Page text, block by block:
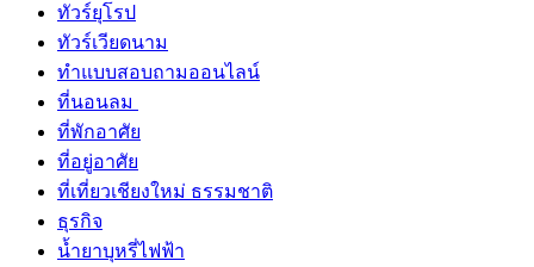
ทัวร์ยุโรป
ทัวร์เวียดนาม
ทำแบบสอบถามออนไลน์
ที่นอนลม
ที่พักอาศัย
ที่อยู่อาศัย
ที่เที่ยวเชียงใหม่ ธรรมชาติ
ธุรกิจ
น้ำยาบุหรี่ไฟฟ้า